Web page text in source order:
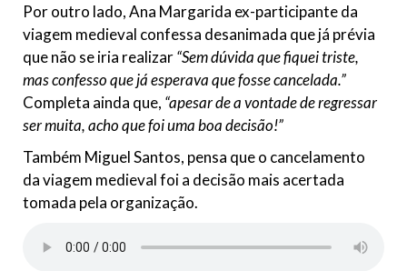
Por outro lado, Ana Margarida ex-participante da
viagem medieval confessa desanimada que já prévia
que não se iria realizar“Sem dúvida que fiquei triste,
mas confesso que já esperava que fosse cancelada.”
Completa ainda que, “apesar de a vontade de regressar
ser muita, acho que foi uma boa decisão!”
Também Miguel Santos, pensa que o cancelamento
da viagem medieval foi a decisão mais acertada
tomada pela organização.